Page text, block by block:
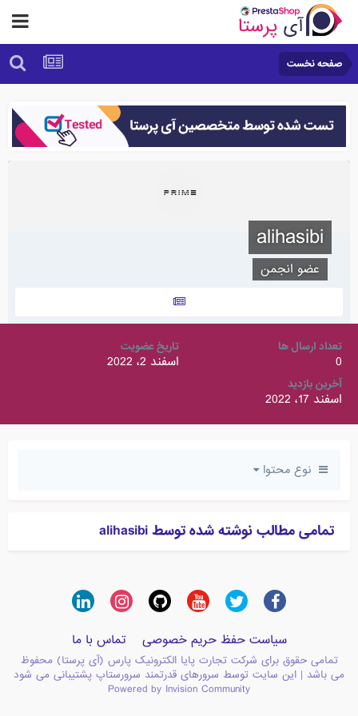
صفحه نخست
alihasibi
عضو انجمن
تعداد ارسال ها
0
تاریخ عضویت
اسفند 2، 2022
آخرین بازدید
اسفند 17، 2022
نوع محتوا
تمامی مطالب نوشته شده توسط alihasibi
سیاست حفظ حریم خصوصی تماس با ما
تمامی حقوق برای شرکت تجارت پایا الکترونیک پارس (آی پرستا) محفوظ
می باشد | این سایت توسط سرورهای قدرتمند سرورستاپ پشتیبانی می شود
Powered by Invision Community